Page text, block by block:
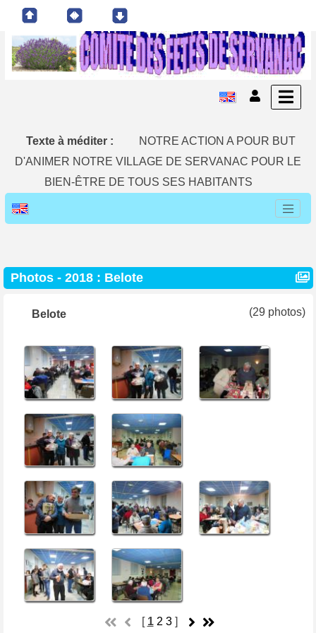
Texte à méditer :
NOTRE ACTION A POUR BUT
D'ANIMER NOTRE VILLAGE DE SERVANAC POUR LE
BIEN-ÊTRE DE TOUS SES HABITANTS
Photos - 2018 : Belote
Belote (29 photos)
[ 1 2 3]